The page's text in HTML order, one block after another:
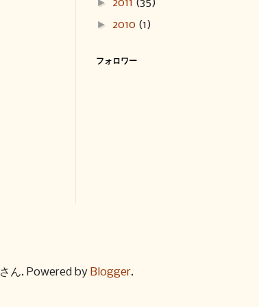
2011 (35)
► 2010 (1)
フォロワー
さん. Powered by Blogger.